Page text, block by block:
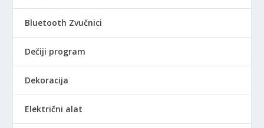
Bluetooth Zvučnici
Dečiji program
Dekoracija
Električni alat